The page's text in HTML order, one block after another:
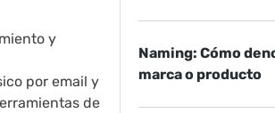
y
por email y
de
Naming: Cómo
marca o producto